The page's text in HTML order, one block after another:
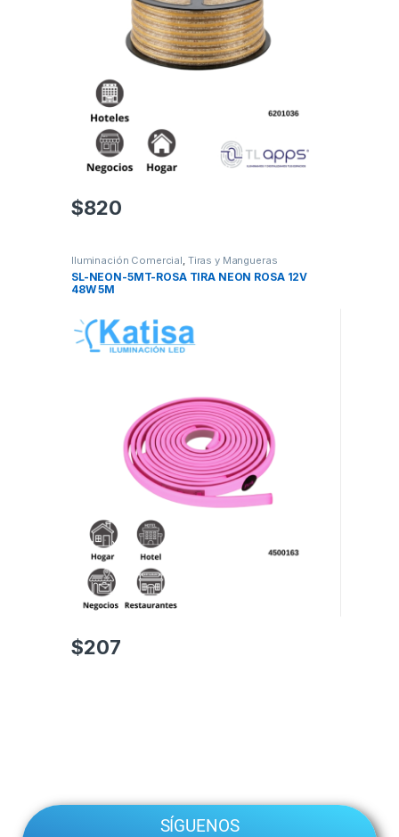
$820
Iluminación Comercial, Tiras y Mangueras
SL-NEON-5MT-ROSA TIRA NEON ROSA 12V
48W 5M
$207
SÍGUENOS